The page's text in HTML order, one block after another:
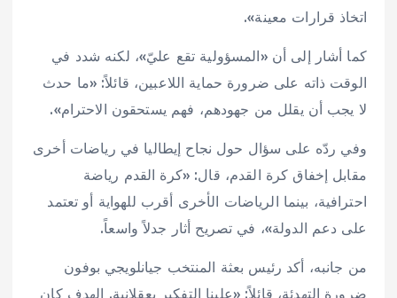
اتخاذ قرارات معينة».
كما أشار إلى أن «المسؤولية تقع عليّ»، لكنه شدد في
الوقت ذاته على ضرورة حماية اللاعبين، قائلاً: «ما حدث
لا يجب أن يقلل من جهودهم، فهم يستحقون الاحترام».
وفي ردّه على سؤال حول نجاح إيطاليا في رياضات أخرى
مقابل إخفاق كرة القدم، قال: «كرة القدم رياضة
احترافية، بينما الرياضات الأخرى أقرب للهواية أو تعتمد
على دعم الدولة»، في تصريح أثار جدلاً واسعاً.
من جانبه، أكد رئيس بعثة المنتخب جيانلويجي بوفون
ضرورة التهدئة، قائلاً: «علينا التفكير بعقلانية. الهدف كان